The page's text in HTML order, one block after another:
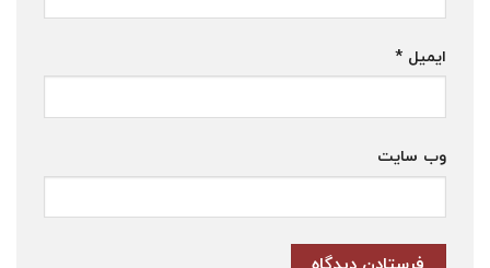
ایمیل *
وب‌ سایت